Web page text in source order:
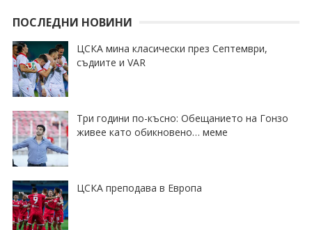
ПОСЛЕДНИ НОВИНИ
ЦСКА мина класически през Септември,
съдиите и VAR
Три години по-късно: Обещанието на Гонзо
живее като обикновено… меме
ЦСКА преподава в Европа